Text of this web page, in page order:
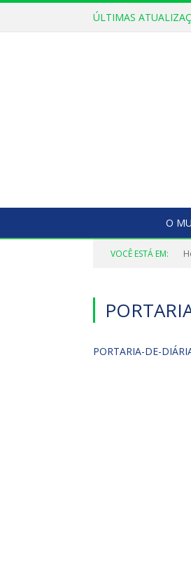
ÚLTIMAS
O
VOCÊ ESTÁ EM:
PORTARIA-DE-